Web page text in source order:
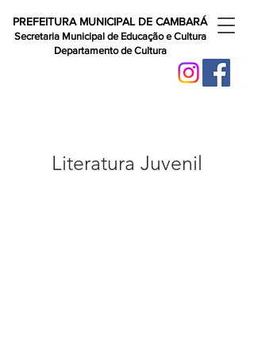
PREFEITURA MUNICIPAL DE CAMBARÁ
Secretaria Municipal de Educação e Cultura
Departamento de Cultura
Literatura Juvenil